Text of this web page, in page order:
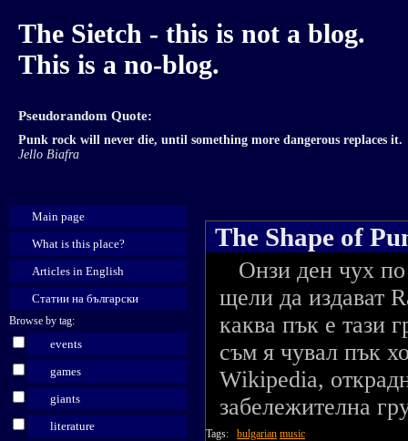
The Sietch - this is not a blog.
This is a no-blog.
Pseudorandom Quote:
Punk rock will never die, until something more dangerous replaces it.
Jello Biafra
Main page
What is this place?
Articles in English
Статии на български
Browse by tag:
events
games
giants
literature
The Shape of
Онзи ден чух
щели да издават
каква пък е тази
съм я чувал пък
Wikipedia,
забележителна
Tags: bulgarian music